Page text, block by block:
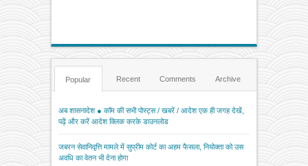
Popular Recent Comments Archive
अब शासनादेश ● कॉम की सभी पोस्ट्स / खबरें / आदेश एक ही जगह देखें,
पढ़ें और करें आदेश क्लिक करके डाउनलोड
जबरन सेवानिवृत्ति मामले में सुप्रीम कोर्ट का अहम फैसला, नियोक्ता को उस
अवधि का वेतन भी देना होगा